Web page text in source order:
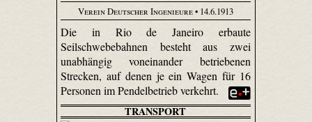
Verein Deutscher Ingenieure• 14.6.1913
Die in Rio de Janeiro erbaute
Seilschwebebahnen besteht aus zwei
unabhängig voneinander betriebenen
Strecken, auf denen je ein Wagen für 16
Personen im Pendelbetrieb verkehrt.
TRANSPORT